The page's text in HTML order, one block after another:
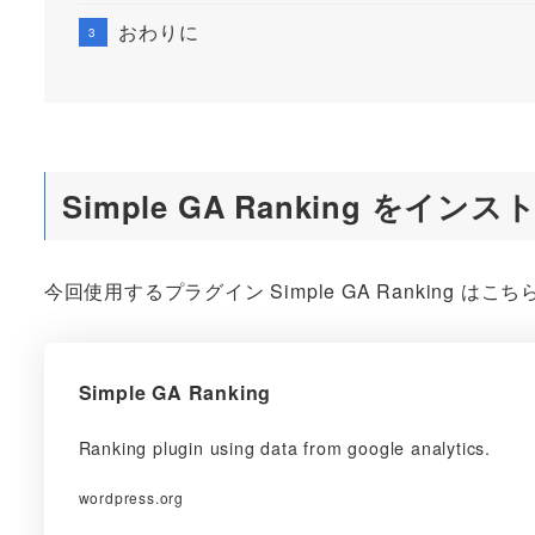
おわりに
Simple GA Ranking をインス
今回使用するプラグイン Simple GA Ranking はこちら
Simple GA Ranking
Ranking plugin using data from google analytics.
wordpress.org